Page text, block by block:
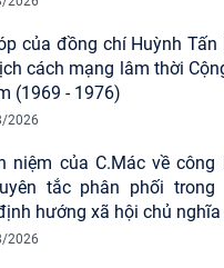
của đồng chí Huỳnh Tấn
cách mạng lâm thời
(1969 - 1976)
2026
niệm của C.Mác về công
tắc phân phối
hướng xã hội chủ nghĩa
2026
Khoa học xã hội Việt
các quyết định về
bộ
Khoa học xã hội Việt
tác phẩm đạt giải khuyến
thi chính luận bảo vệ